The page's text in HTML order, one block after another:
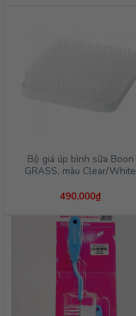
Bộ giá úp bình sữa Boon
GRASS, màu Clear/White
490,000₫